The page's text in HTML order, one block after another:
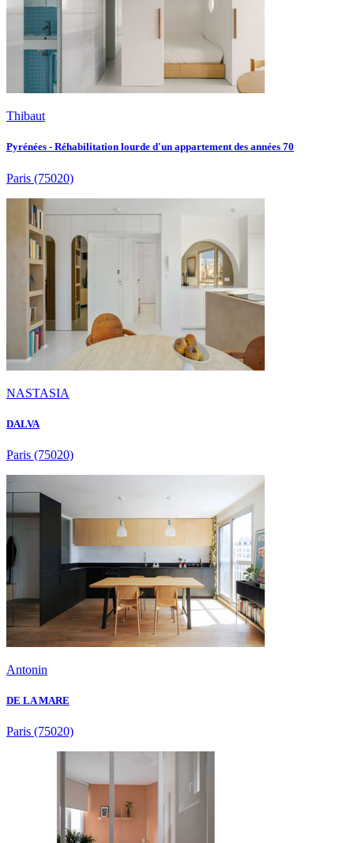
Thibaut
Pyrénées - Réhabilitation lourde d'un appartement des années 70
Paris (75020)
NASTASIA
DALVA
Paris (75020)
Antonin
DE LA MARE
Paris (75020)